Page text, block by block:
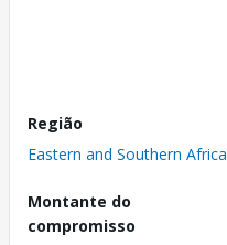
Região
Eastern and Southern Africa
Montante do
compromisso